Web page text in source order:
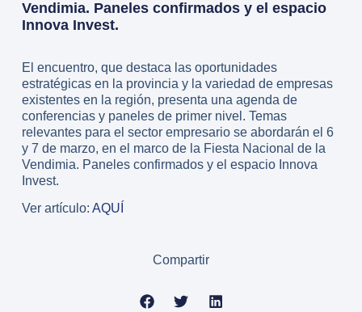
Vendimia. Paneles confirmados y el espacio
Innova Invest.
El encuentro, que destaca las oportunidades
estratégicas en la provincia y la variedad de empresas
existentes en la región, presenta una agenda de
conferencias y paneles de primer nivel. Temas
relevantes para el sector empresario se abordarán el 6
y 7 de marzo, en el marco de la Fiesta Nacional de la
Vendimia. Paneles confirmados y el espacio Innova
Invest.
Ver artículo: AQUÍ
Compartir